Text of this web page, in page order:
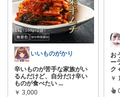
いいものがかり
辛いものが苦手な家族がい
るんだけど、自分だけ辛い
ものが食べたい ...
￥ 3,000
お
ー
ク
￥